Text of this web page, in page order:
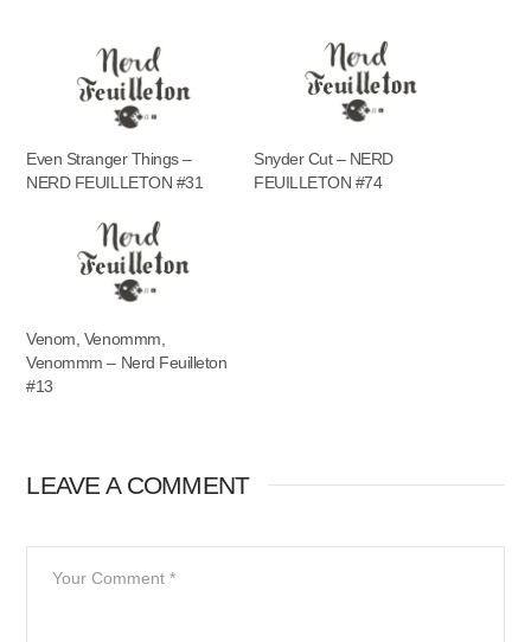
Even Stranger Things –
NERD FEUILLETON #31
Snyder Cut – NERD
FEUILLETON #74
Venom, Venommm,
Venommm – Nerd Feuilleton
#13
LEAVE A COMMENT